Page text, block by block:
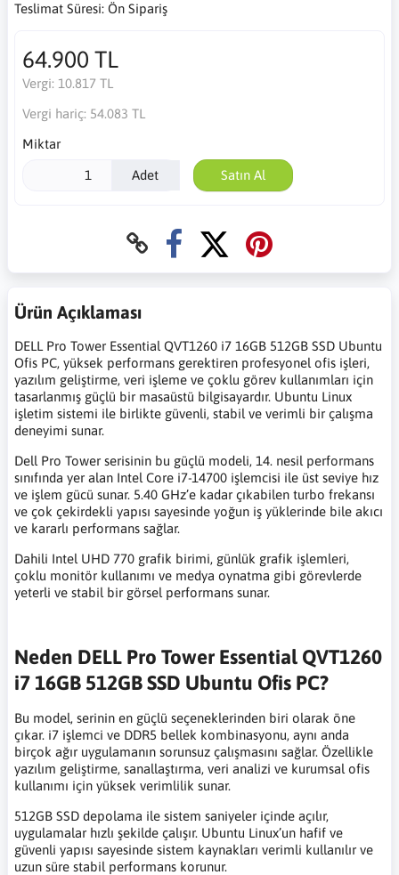
Teslimat Süresi: Ön Sipariş
64.900 TL
Vergi: 10.817 TL
Vergi hariç: 54.083 TL
Miktar
Adet Satın Al
Ürün Açıklaması
DELL Pro Tower Essential QVT1260 i7 16GB 512GB SSD Ubuntu
Ofis PC, yüksek performans gerektiren profesyonel ofis işleri,
yazılım geliştirme, veri işleme ve çoklu görev kullanımları için
tasarlanmış güçlü bir masaüstü bilgisayardır. Ubuntu Linux
işletim sistemi ile birlikte güvenli, stabil ve verimli bir çalışma
deneyimi sunar.
Dell Pro Tower serisinin bu güçlü modeli, 14. nesil performans
sınıfında yer alan Intel Core i7-14700 işlemcisi ile üst seviye hız
ve işlem gücü sunar. 5.40 GHz’e kadar çıkabilen turbo frekansı
ve çok çekirdekli yapısı sayesinde yoğun iş yüklerinde bile akıcı
ve kararlı performans sağlar.
Dahili Intel UHD 770 grafik birimi, günlük grafik işlemleri,
çoklu monitör kullanımı ve medya oynatma gibi görevlerde
yeterli ve stabil bir görsel performans sunar.
Neden DELL Pro Tower Essential QVT1260
i7 16GB 512GB SSD Ubuntu Ofis PC?
Bu model, serinin en güçlü seçeneklerinden biri olarak öne
çıkar. i7 işlemci ve DDR5 bellek kombinasyonu, aynı anda
birçok ağır uygulamanın sorunsuz çalışmasını sağlar. Özellikle
yazılım geliştirme, sanallaştırma, veri analizi ve kurumsal ofis
kullanımı için yüksek verimlilik sunar.
512GB SSD depolama ile sistem saniyeler içinde açılır,
uygulamalar hızlı şekilde çalışır. Ubuntu Linux’un hafif ve
güvenli yapısı sayesinde sistem kaynakları verimli kullanılır ve
uzun süre stabil performans korunur.